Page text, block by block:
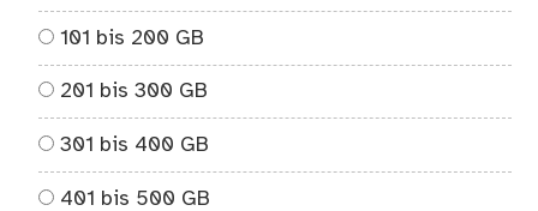
101 bis 200 GB
201 bis 300 GB
301 bis 400 GB
401 bis 500 GB